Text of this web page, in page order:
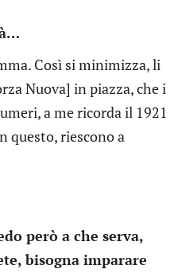
Così si minimizza, li
Nuova] in piazza, che i
a me ricorda il 1921
questo, riescono a
però a che serva,
bisogna imparare